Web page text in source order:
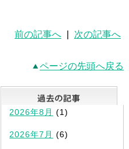
前の記事へ 次の記事へ
ページの先頭へ戻る
最新記事一覧
2026年8月 (1)
2026年7月 (6)